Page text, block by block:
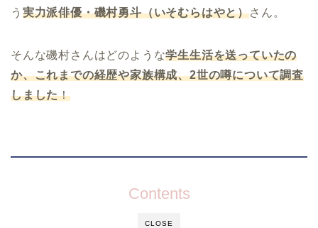
う 実力派俳優・磯村勇斗（いそむらはやと）さん。
そんな磯村さんはどのような学生生活を送っていたの
か、これまでの経歴や家族構成、2世の噂について調査
しました！
CLOSE
Contents